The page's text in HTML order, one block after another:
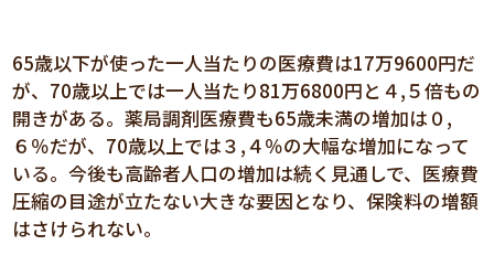
65歳以下が使った一人当たりの医療費は17万9600円だ
が、70歳以上では一人当たり81万6800円と４,５倍もの
開きがある。薬局調剤医療費も65歳未満の増加は０,
６％だが、70歳以上では３,４％の大幅な増加になって
いる。今後も高齢者人口の増加は続く見通しで、医療費
圧縮の目途が立たない大きな要因となり、保険料の増額
はさけられない。